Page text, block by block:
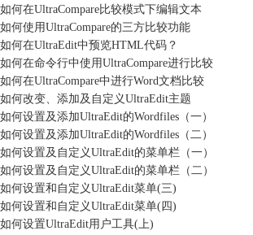
如何在UltraCompare比较模式下编辑文本
如何使用UltraCompare的三方比较功能
如何在UltraEdit中预览HTML代码？
如何在命令行中使用UltraCompare进行比较
如何在UltraCompare中进行Word文档比较
如何改变、添加及自定义UltraEdit主题
如何设置及添加UltraEdit的Wordfiles（一）
如何设置及添加UltraEdit的Wordfiles（二）
如何设置及自定义UltraEdit的菜单栏（一）
如何设置及自定义UltraEdit的菜单栏（二）
如何设置和自定义UltraEdit菜单(三)
如何设置和自定义UltraEdit菜单(四)
如何设置UltraEdit用户工具(上)